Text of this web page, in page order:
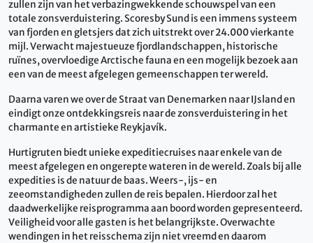
zullen zijn van het verbazingwekkende schouwspel van een
totale zonsverduistering. Scoresby Sund is een immens systeem
van fjorden en gletsjers dat zich uitstrekt over 24.000 vierkante
mijl. Verwacht majestueuze fjordlandschappen, historische
ruïnes, overvloedige Arctische fauna en een mogelijk bezoek aan
een van de meest afgelegen gemeenschappen ter wereld.
Daarna varen we over de Straat van Denemarken naar IJsland en
eindigt onze ontdekkingsreis naar de zonsverduistering in het
charmante en artistieke Reykjavík.
Hurtigruten biedt unieke expeditiecruises naar enkele van de
meest afgelegen en ongerepte wateren in de wereld. Zoals bij alle
expedities is de natuur de baas. Weers-, ijs- en
zeeomstandigheden zullen de reis bepalen. Hierdoor zal het
daadwerkelijke reisprogramma aan boord worden gepresenteerd.
Veiligheid voor alle gasten is het belangrijkste. Overwachte
wendingen in het reisschema zijn niet vreemd en daarom